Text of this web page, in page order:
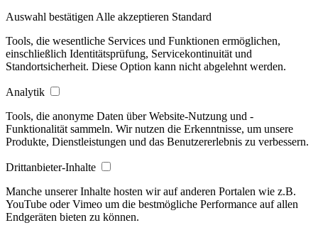
Auswahl bestätigen Alle akzeptieren Standard
Tools, die wesentliche Services und Funktionen ermöglichen,
einschließlich Identitätsprüfung, Servicekontinuität und
Standortsicherheit. Diese Option kann nicht abgelehnt werden.
Analytik
Tools, die anonyme Daten über Website-Nutzung und -
Funktionalität sammeln. Wir nutzen die Erkenntnisse, um unsere
Produkte, Dienstleistungen und das Benutzererlebnis zu verbessern.
Drittanbieter-Inhalte
Manche unserer Inhalte hosten wir auf anderen Portalen wie z.B.
YouTube oder Vimeo um die bestmögliche Performance auf allen
Endgeräten bieten zu können.